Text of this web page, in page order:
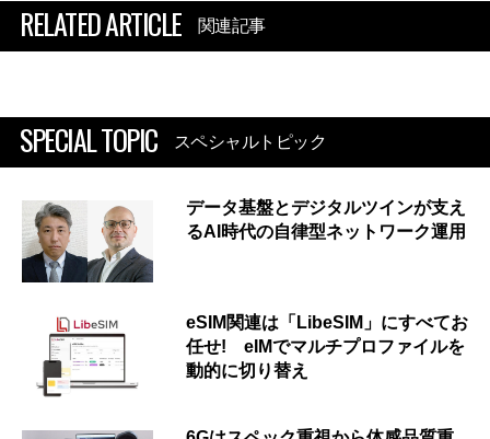
RELATED ARTICLE 関連記事
SPECIAL TOPIC スペシャルトピック
データ基盤とデジタルツインが支え
るAI時代の自律型ネットワーク運用
eSIM関連は「LibeSIM」にすべてお
任せ! eIMでマルチプロファイルを
動的に切り替え